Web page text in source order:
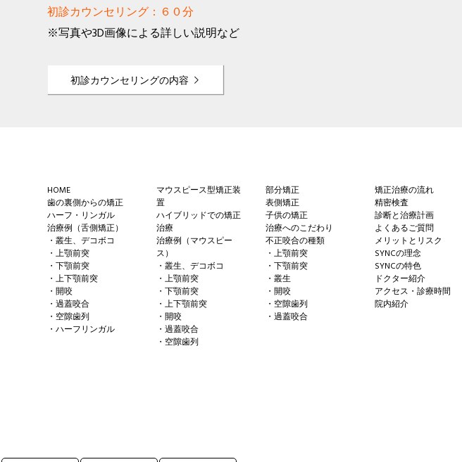
初診カウンセリング：６０分
※写真や3D画像による詳しい説明など
初診カウンセリングの内容
Footer
HOME
歯の裏側からの矯正
ハーフ・リンガル
治療例（舌側矯正）
・叢生、デコボコ
・上顎前突
・下顎前突
・上下顎前突
・開咬
・過蓋咬合
・空隙歯列
・ハーフリンガル
マウスピース型矯正装
置
ハイブリッドでの矯正
治療
治療例（マウスピー
ス）
・叢生、デコボコ
・上顎前突
・下顎前突
・上下顎前突
・開咬
・過蓋咬合
・空隙歯列
部分矯正
表側矯正
子供の矯正
治療へのこだわり
不正咬合の種類
・上顎前突
・下顎前突
・叢生
・開咬
・空隙歯列
・過蓋咬合
矯正治療の流れ
精密検査
診断と治療計画
よくあるご質問
メリットとリスク
SYNCの理念
SYNCの特色
ドクター紹介
アクセス・診療時間
院内紹介